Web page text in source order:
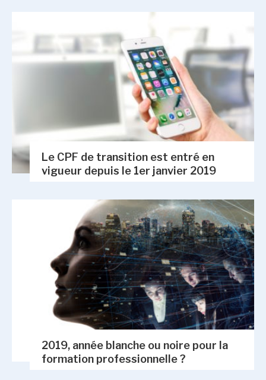
Le CPF de transition est entré en
vigueur depuis le 1er janvier 2019
2019, année blanche ou noire pour la
formation professionnelle ?